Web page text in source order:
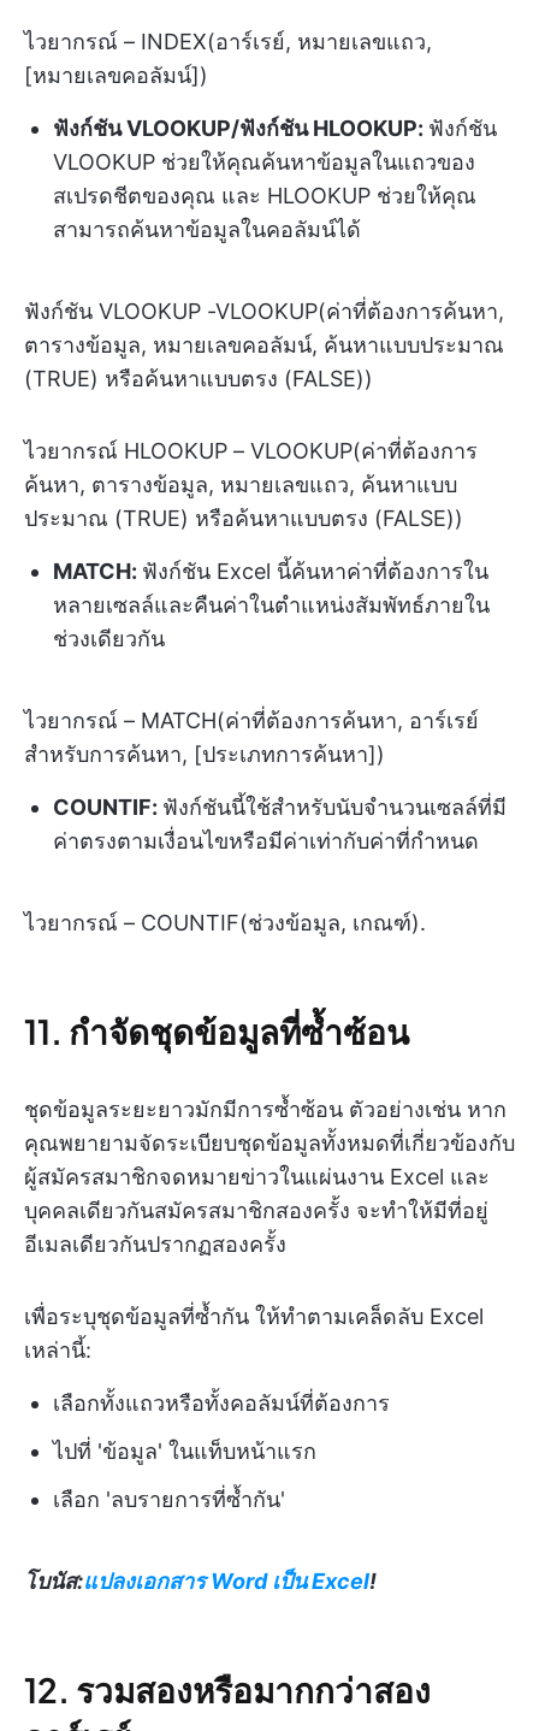
ไวยากรณ์ – INDEX(อาร์เรย์, หมายเลขแถว,
[หมายเลขคอลัมน์])
ฟังก์ชัน VLOOKUP/ฟังก์ชัน HLOOKUP: ฟังก์ชัน
VLOOKUP ช่วยให้คุณค้นหาข้อมูลในแถวของ
สเปรดชีตของคุณ และ HLOOKUP ช่วยให้คุณ
สามารถค้นหาข้อมูลในคอลัมน์ได้
ฟังก์ชัน VLOOKUP -VLOOKUP(ค่าที่ต้องการค้นหา,
ตารางข้อมูล, หมายเลขคอลัมน์, ค้นหาแบบประมาณ
(TRUE) หรือค้นหาแบบตรง (FALSE))
ไวยากรณ์ HLOOKUP – VLOOKUP(ค่าที่ต้องการ
ค้นหา, ตารางข้อมูล, หมายเลขแถว, ค้นหาแบบ
ประมาณ (TRUE) หรือค้นหาแบบตรง (FALSE))
MATCH: ฟังก์ชัน Excel นี้ค้นหาค่าที่ต้องการใน
หลายเซลล์และคืนค่าในตำแหน่งสัมพัทธ์ภายใน
ช่วงเดียวกัน
ไวยากรณ์ – MATCH(ค่าที่ต้องการค้นหา, อาร์เรย์
สำหรับการค้นหา, [ประเภทการค้นหา])
COUNTIF: ฟังก์ชันนี้ใช้สำหรับนับจำนวนเซลล์ที่มี
ค่าตรงตามเงื่อนไขหรือมีค่าเท่ากับค่าที่กำหนด
ไวยากรณ์ – COUNTIF(ช่วงข้อมูล, เกณฑ์).
11. กำจัดชุดข้อมูลที่ซ้ำซ้อน
ชุดข้อมูลระยะยาวมักมีการซ้ำซ้อน ตัวอย่างเช่น หาก
คุณพยายามจัดระเบียบชุดข้อมูลทั้งหมดที่เกี่ยวข้องกับ
ผู้สมัครสมาชิกจดหมายข่าวในแผ่นงาน Excel และ
บุคคลเดียวกันสมัครสมาชิกสองครั้ง จะทำให้มีที่อยู่
อีเมลเดียวกันปรากฏสองครั้ง
เพื่อระบุชุดข้อมูลที่ซ้ำกัน ให้ทำตามเคล็ดลับ Excel
เหล่านี้:
เลือกทั้งแถวหรือทั้งคอลัมน์ที่ต้องการ
ไปที่ 'ข้อมูล' ในแท็บหน้าแรก
เลือก 'ลบรายการที่ซ้ำกัน'
โบนัส:แปลงเอกสาร Word เป็น Excel!
12. รวมสองหรือมากกว่าสอง